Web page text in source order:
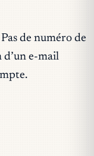
Pas de numéro de
d’un e-mail